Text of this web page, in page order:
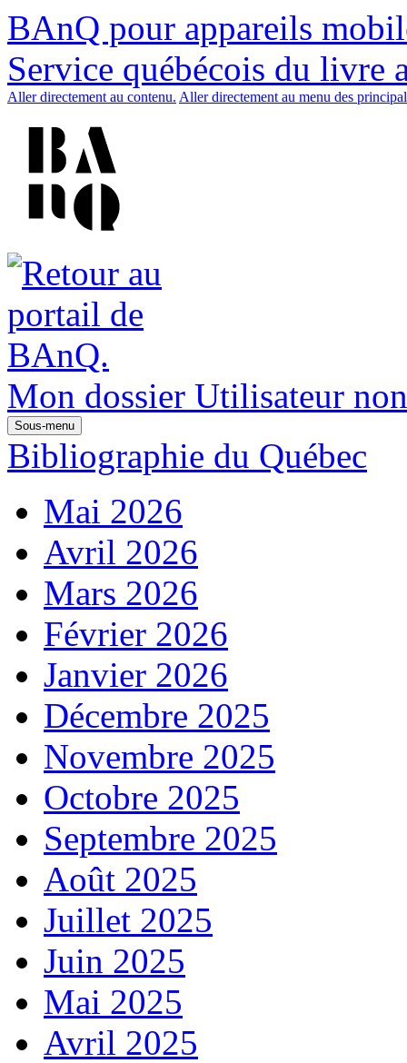
BAnQ pour appareils
Service québécois du livre
Aller directement au contenu. Aller directement au menu des
Mon dossier Utilisateur
Sous-menu
Bibliographie du Québec
Mai 2026
Avril 2026
Mars 2026
Février 2026
Janvier 2026
Décembre 2025
Novembre 2025
Octobre 2025
Septembre 2025
Août 2025
Juillet 2025
Juin 2025
Mai 2025
Avril 2025